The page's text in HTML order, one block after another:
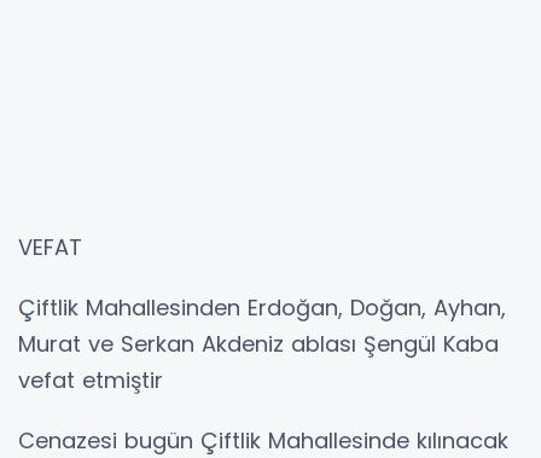
VEFAT
Çiftlik Mahallesinden Erdoğan, Doğan, Ayhan,
Murat ve Serkan Akdeniz ablası Şengül Kaba
vefat etmiştir
Cenazesi bugün Çiftlik Mahallesinde kılınacak